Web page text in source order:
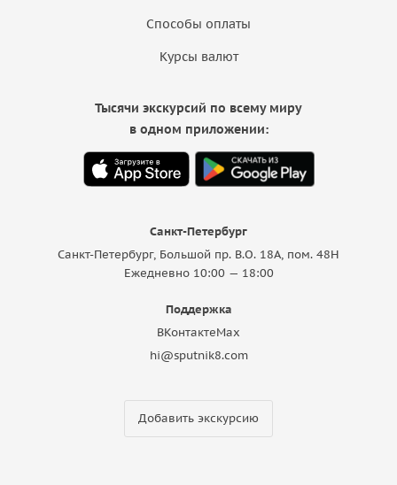
Способы оплаты
Курсы валют
Санкт-Петербург
Санкт-Петербург, Большой пр. В.О. 18A, пом. 48Н
Ежедневно 10:00 — 18:00
Поддержка
ВКонтактеMax
hi@sputnik8.com
Добавить экскурсию
Тысячи экскурсий по всему миру
в одном приложении: